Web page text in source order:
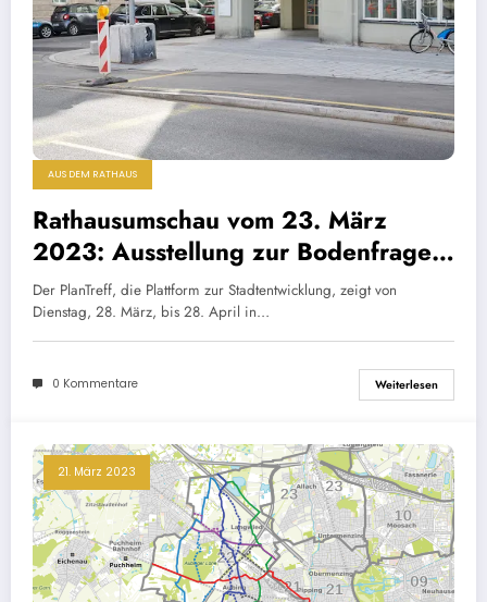
AUS DEM RATHAUS
Rathausumschau vom 23. März
2023: Ausstellung zur Bodenfrage
im PlanTreff
Der PlanTreff, die Plattform zur Stadtentwicklung, zeigt von
Dienstag, 28. März, bis 28. April in…
0 Kommentare Weiterlesen
21. März 2023